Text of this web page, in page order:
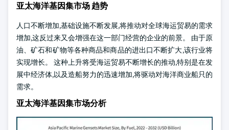
亚太海洋基因集市场 趋势
人口不断增加,基础设施不断发展,将推动对全球海运贸易的需求
增加,这反过来又会增强在这一部门经营的企业的前景。 由于原
油、矿石和矿物等各种商品和商品的进出口不断扩大,该行业将
实现增长。 这种上升将受海运贸易不断增长的推动,特别是在发
展中经济体,以及造船努力的迅速增加,将驱动对海洋商业船只的
需求。
亚太海洋基因集市场分析